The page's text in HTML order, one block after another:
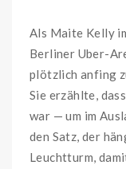
Als Maite Kelly
Berliner Uber-
plötzlich anfing
Sie erzählte,
war — um im
den Satz, der
Leuchtturm,